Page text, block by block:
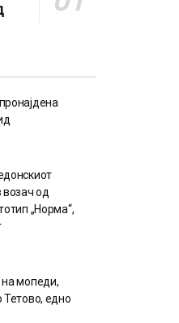
од
„Норма“,
на мопеди,
Тетово, едно